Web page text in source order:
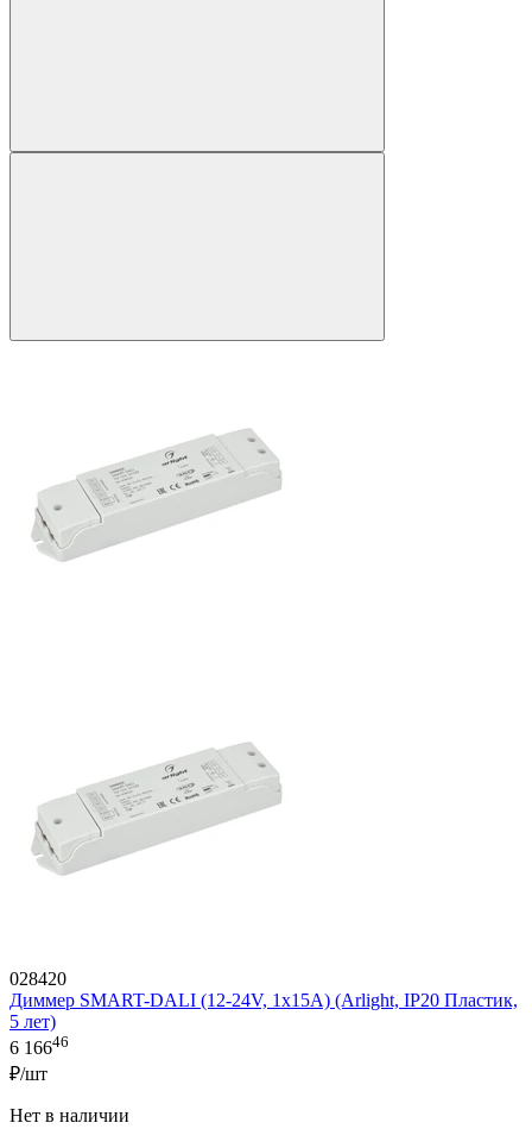
028420
Диммер SMART-DALI (12-24V, 1x15A) (Arlight, IP20 Пластик,
5 лет)
6 16646
₽/шт
Нет в наличии